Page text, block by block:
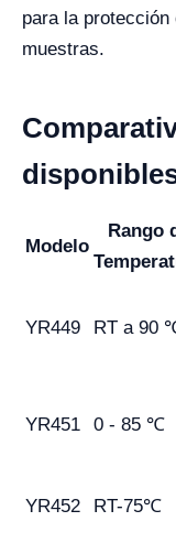
para la
muestras.
Modelo
Rango
YR449 RT a 90
YR451 0 - 85 ℃
YR452 RT-75℃